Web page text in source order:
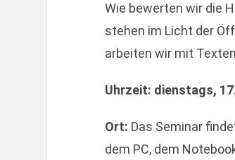
Wie bewerten wir die
stehen im Licht der
arbeiten wir mit
Uhrzeit: dienstags,
Ort: Das Seminar
dem PC, dem